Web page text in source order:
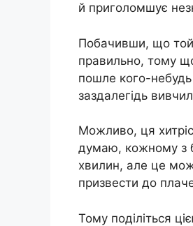
й приголомшує
Побачивши, що той
правильно, тому
пошле кого-
заздалегідь
Можливо, ця
думаю, кожному з
хвилин, але це
призвести до
Тому поділіться